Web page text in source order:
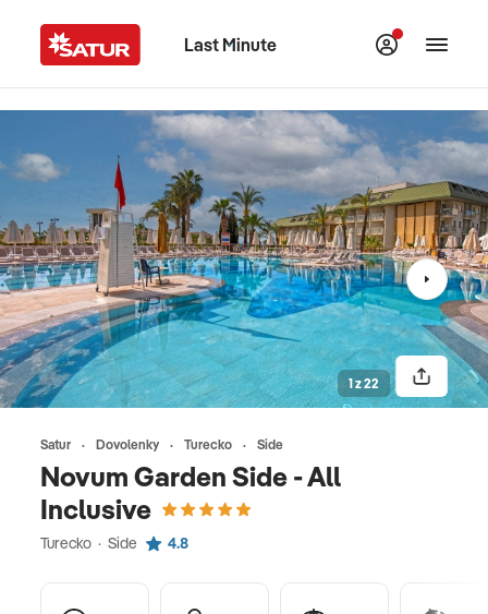
Last Minute
Satur Dovolenky Turecko Side
Novum Garden Side - All
Inclusive
Turecko · Side 4.8
1 z 22